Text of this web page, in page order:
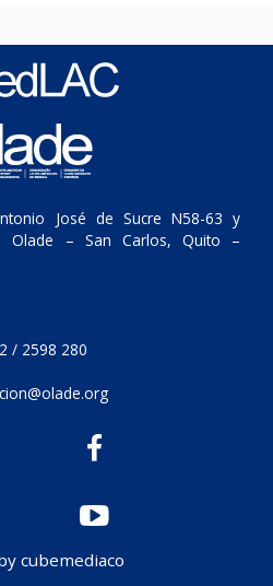
José de Sucre N58-63 y
Olade – San Carlos, Quito –
/ 2598 280
cubemediaco